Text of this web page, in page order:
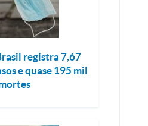
registra 7,67
e quase 195 mil